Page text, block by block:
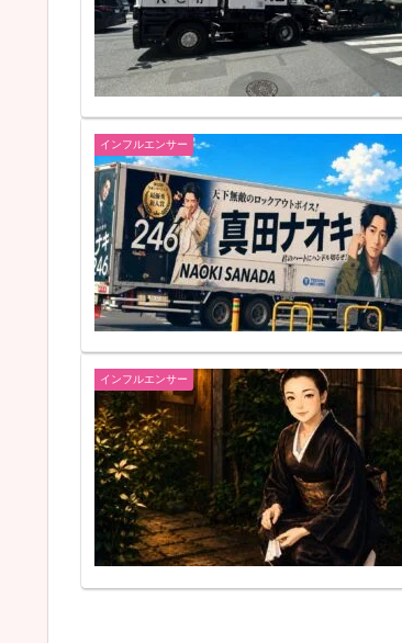
インフルエンサー
インフルエンサー